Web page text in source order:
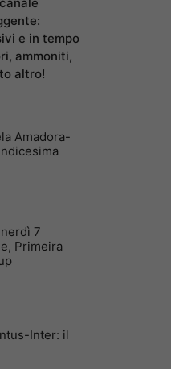
e in tempo
ammoniti,
altro!
Amadora-
7
Primeira
Inter: il